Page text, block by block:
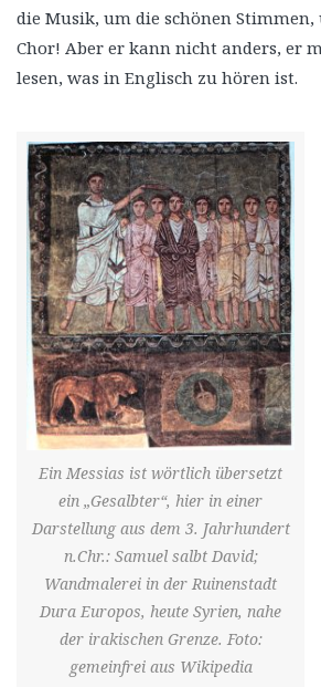
die Musik, um die schönen
Chor! Aber er kann nicht anders, er
lesen, was in Englisch zu hören ist.
Ein Messias ist wörtlich übersetzt
ein „Gesalbter“, hier in einer
Darstellung aus dem 3. Jahrhundert
n.Chr.: Samuel salbt David;
Wandmalerei in der Ruinenstadt
Dura Europos, heute Syrien, nahe
der irakischen Grenze. Foto:
gemeinfrei aus Wikipedia